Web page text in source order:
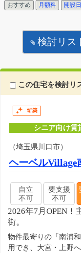
おすすめ 月額料 開設日
検討リス
この住宅を検討リ
シニア向け賃
（埼玉県川口市）
ヘーベル
自立
不可
要支援
不可
2026年7月OPEN！
街。
物件最寄りの「南浦
用でき、大宮・上野